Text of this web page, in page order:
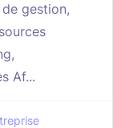
gestion,
Af...